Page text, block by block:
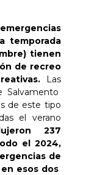
temporada
tienen
de recreo
Las
Salvamento
de este tipo
el verano
237
el 2024,
de
esos dos